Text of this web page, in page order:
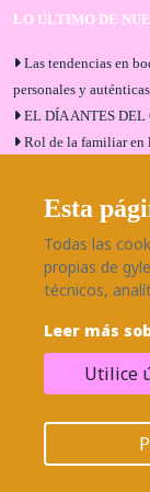
LO ÚLTIMO DE
Las tendencias en
personales y auténticas
EL DÍA ANTES
Rol de la familiar en
Bodas en Alhaurín
Málaga
¿Cómo será tu boda?
Blog de bodas
SÍGUENOS EN
© 2026 Grupo
Esta
Todas las
propias de
técnicos,
Leer más
Utilice